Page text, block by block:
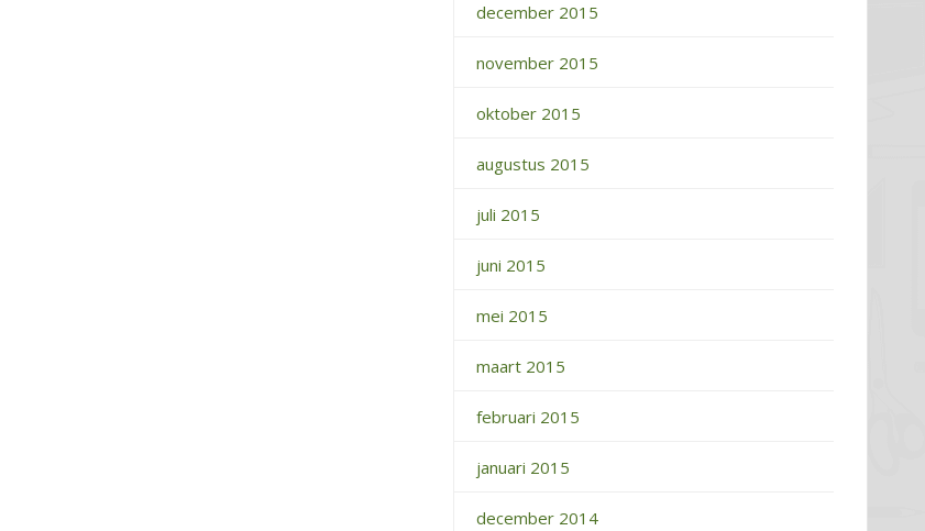
december 2015
november 2015
oktober 2015
augustus 2015
juli 2015
juni 2015
mei 2015
maart 2015
februari 2015
januari 2015
december 2014